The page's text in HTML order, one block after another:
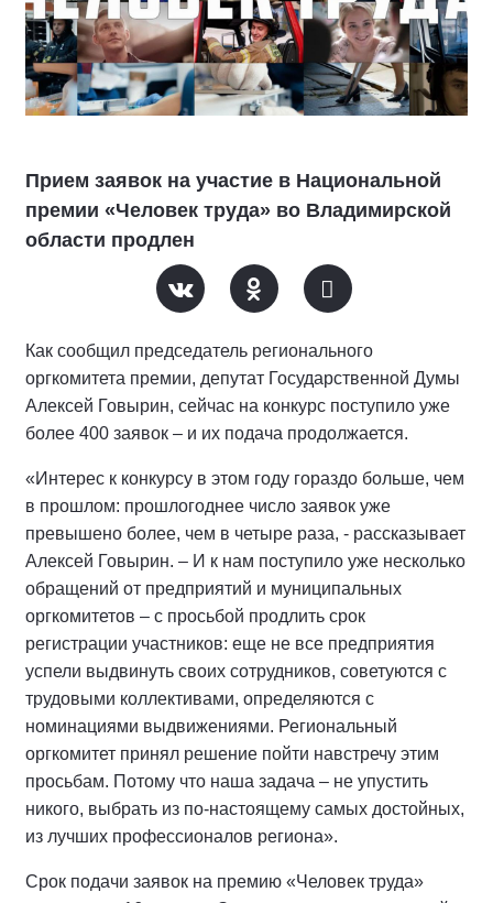
Прием заявок на участие в Национальной
премии «Человек труда» во Владимирской
области продлен
Как сообщил председатель регионального
оргкомитета премии, депутат Государственной Думы
Алексей Говырин, сейчас на конкурс поступило уже
более 400 заявок – и их подача продолжается.
«Интерес к конкурсу в этом году гораздо больше, чем
в прошлом: прошлогоднее число заявок уже
превышено более, чем в четыре раза, - рассказывает
Алексей Говырин. – И к нам поступило уже несколько
обращений от предприятий и муниципальных
оргкомитетов – с просьбой продлить срок
регистрации участников: еще не все предприятия
успели выдвинуть своих сотрудников, советуются с
трудовыми коллективами, определяются с
номинациями выдвижениями. Региональный
оргкомитет принял решение пойти навстречу этим
просьбам. Потому что наша задача – не упустить
никого, выбрать из по-настоящему самых достойных,
из лучших профессионалов региона».
Срок подачи заявок на премию «Человек труда»